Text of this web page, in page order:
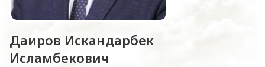
Даиров Искандарбек
Исламбекович